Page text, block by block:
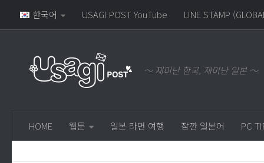
한국어 USAGI POST YouTube LINE STAMP
～ 재미난 한국, 재미난 일본 ～
HOME 웹툰 일본 라면 여행 잠깐 일본어 PC